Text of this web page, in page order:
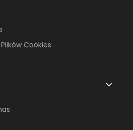
Cookies